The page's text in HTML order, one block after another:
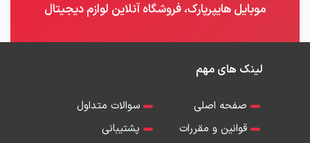
موبایل هایپرپارک، فروشگاه آنلاین لوازم دیجیتال
لینک های مهم
صفحه اصلی
قوانین و مقررات
سوالات متداول
پشتیبانی